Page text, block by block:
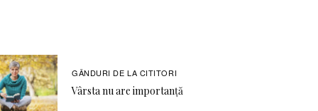
GÂNDURI DE LA CITITORI
Vârsta nu are importanță